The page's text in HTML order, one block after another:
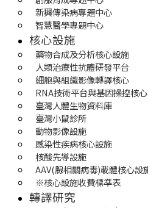
新興傳染病專題中心
智慧醫學專題中心
核心設施
藥物合成及分析核心設施
人類治療性抗體研發平台
細胞與組織影像轉譯核心
RNA技術平台與基因操控核
臺灣人體生物資料庫
臺灣小鼠診所
動物影像設施
感染性疾病核心設施
核酸先導設施
AAV(腺相關病毒)載體核心設
※核心設施收費標準表
轉譯研究